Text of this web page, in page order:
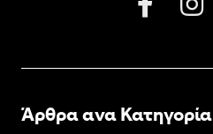
Άρθρα ανα Κατηγορία